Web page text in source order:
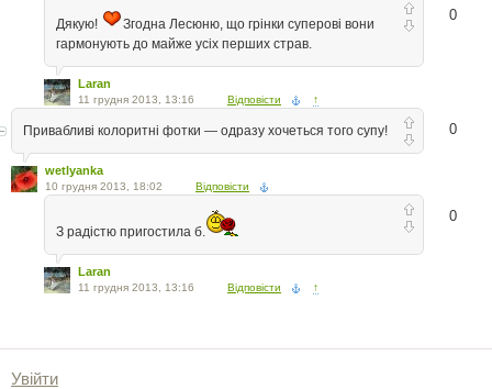
0
Дякую!
Згодна Лесюню, що грінки суперові вони
гармонують до майже усіх перших страв.
Laran
11 грудня 2013, 13:16 Відповісти ↑
0
Привабливі колоритні фотки — одразу хочеться того супу!
wetlyanka
10 грудня 2013, 18:02 Відповісти
0
З радістю пригостила б.
Laran
11 грудня 2013, 13:16 Відповісти ↑
Увійти